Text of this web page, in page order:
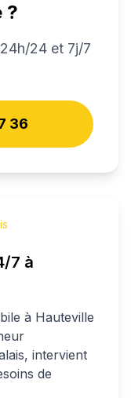
?
24 et 7j/7
36
7 à
à Hauteville
, intervient
de